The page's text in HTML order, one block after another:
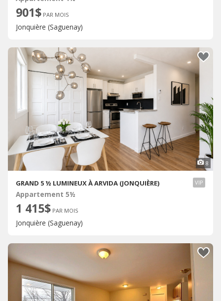
901$ PAR MOIS
Jonquière (Saguenay)
8
GRAND 5 ½ LUMINEUX À ARVIDA (JONQUIÈRE) VIP
Appartement 5½
1 415$ PAR MOIS
Jonquière (Saguenay)